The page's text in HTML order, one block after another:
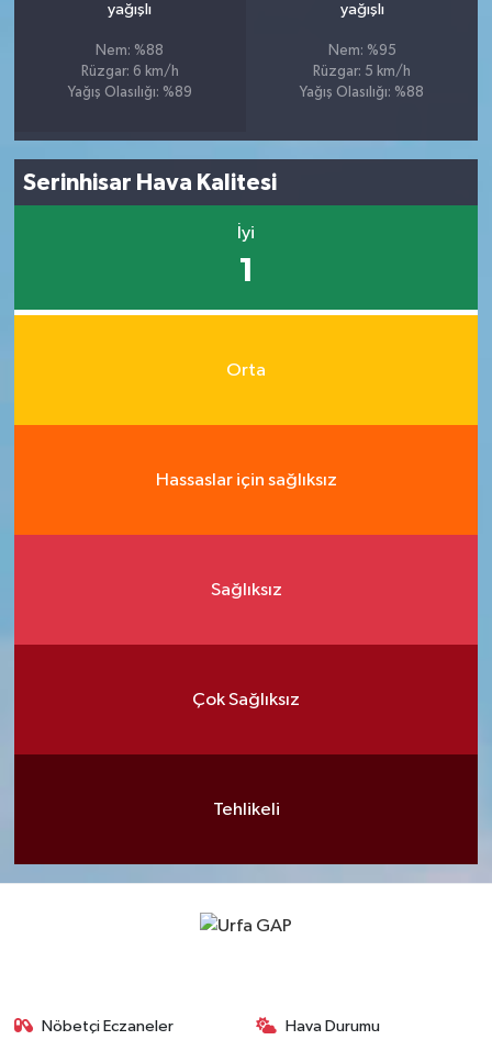
yağışlı
Nem: %88
Rüzgar: 6 km/h
Yağış Olasılığı: %89
yağışlı
Nem: %95
Rüzgar: 5 km/h
Yağış Olasılığı: %88
Serinhisar Hava Kalitesi
İyi
1
Orta
Hassaslar için sağlıksız
Sağlıksız
Çok Sağlıksız
Tehlikeli
Nöbetçi Eczaneler Hava Durumu